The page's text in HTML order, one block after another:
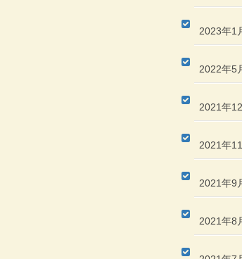
2023年1
2022年5
2021年
2021年
2021年9
2021年8